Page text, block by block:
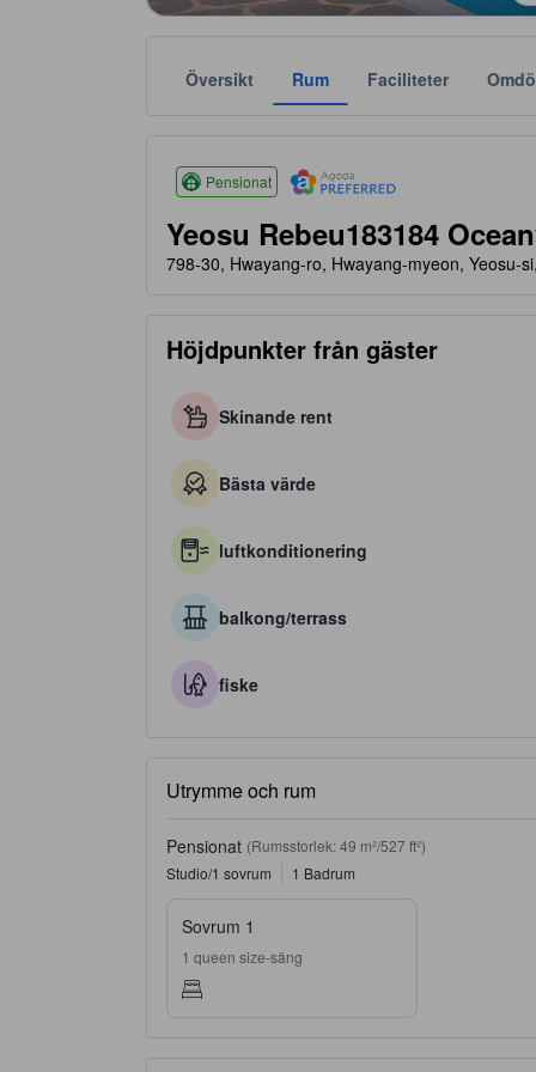
Översikt Rum Faciliteter
Pensionat
Yeosu Rebeu183184
798-30, Hwayang-ro, Hwayang-myeon, Yeosu-
Höjdpunkter från gäster
Skinande rent
Bästa värde
luftkonditionering
balkong/terrass
fiske
Utrymme och rum
Pensionat (Rumsstorlek: 49 m²/527 ft²)
Studio/1 sovrum
1 Badrum
Sovrum 1
1 queen size-säng